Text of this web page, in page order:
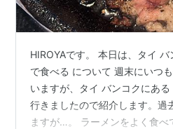
HIROYAです。 本日は、タイ
で食べる について 週末にいつ
いますが、タイ バンコクにあ
行きましたので紹介します。過
ますが…。 ラーメンをよく食べ